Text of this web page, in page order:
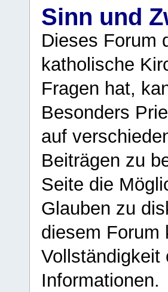
Sinn und
Dieses Forum
katholische
Fragen hat,
Besonders
auf
Beiträgen zu
Seite die
Glauben zu
diesem Forum
Vollständigkeit
Informationen.